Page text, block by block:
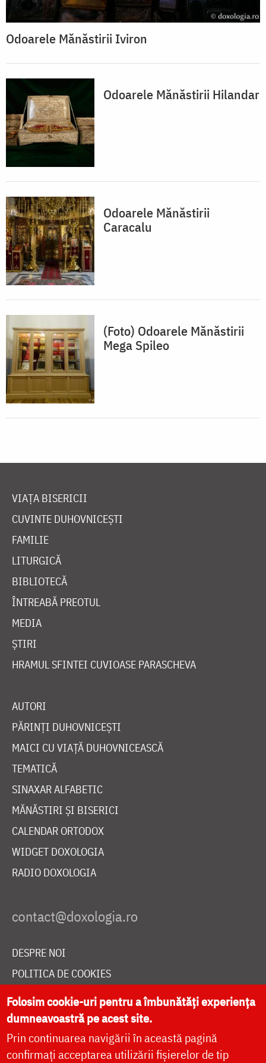
Odoarele Mănăstirii Iviron
Odoarele Mănăstirii Hilandar
Odoarele Mănăstirii
Caracalu
(Foto) Odoarele Mănăstirii
Mega Spileo
VIAȚA BISERICII
CUVINTE DUHOVNICEȘTI
FAMILIE
LITURGICĂ
BIBLIOTECĂ
ÎNTREABĂ PREOTUL
MEDIA
ȘTIRI
HRAMUL SFINTEI CUVIOASE PARASCHEVA
AUTORI
PĂRINȚI DUHOVNICEȘTI
MAICI CU VIAȚĂ DUHOVNICEASCĂ
TEMATICĂ
SINAXAR ALFABETIC
MĂNĂSTIRI ȘI BISERICI
CALENDAR ORTODOX
WIDGET DOXOLOGIA
RADIO DOXOLOGIA
DESPRE NOI
POLITICA DE COOKIES
DONEAZĂ ONLINE PENTRU CATEDRALA NAȚIONALĂ
LIVE
Folosim cookie-uri pentru a îmbunătăți experiența
dumneavoastră pe acest site.
Prin continuarea navigării în această pagină
confirmați acceptarea utilizării fișierelor de tip